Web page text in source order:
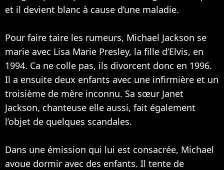
et il devient blanc à cause d’une maladie.
Pour faire taire les rumeurs, Michael Jackson se
marie avec Lisa Marie Presley, la fille d’Elvis, en
1994. Ca ne colle pas, ils divorcent donc en 1996.
Il a ensuite deux enfants avec une infirmière et un
troisième de mère inconnu. Sa sœur Janet
Jackson, chanteuse elle aussi, fait également
l’objet de quelques scandales.
Dans une émission qui lui est consacrée, Michael
avoue dormir avec des enfants. Il tente de